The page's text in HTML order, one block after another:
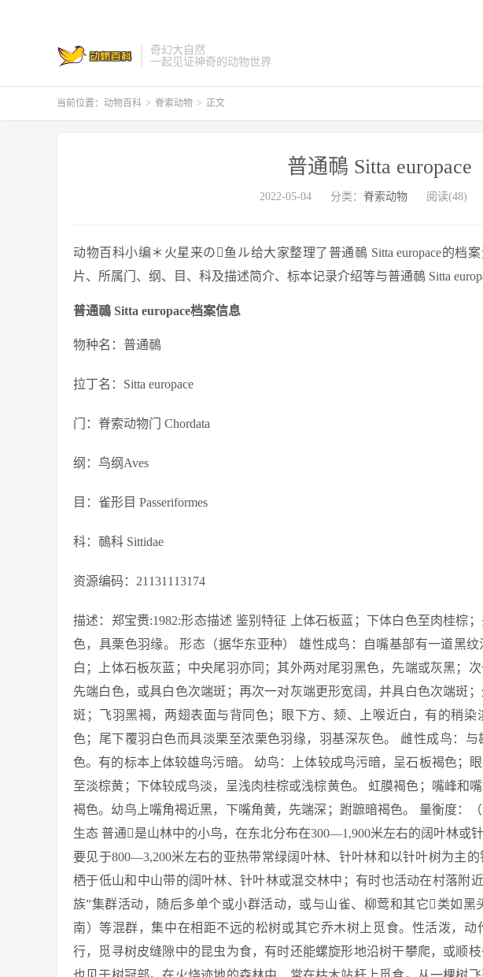
奇幻大自然
一起见证神奇的动物世界
当前位置： 动物百科 > 脊索动物 > 正文
普通鳾 Sitta europace
2022-05-04 分类： 脊索动物 阅读(48)
动物百科小编＊火星来の鱼ル给大家整理了普通鳾 Sitta europace的档案
片、所属门、纲、目、科及描述简介、标本记录介绍等与普通鳾 Sitta
普通鳾 Sitta europace档案信息
物种名：普通鳾
拉丁名：Sitta europace
门：脊索动物门 Chordata
纲：鸟纲Aves
目：雀形目 Passeriformes
科：鳾科 Sittidae
资源编码：21131113174
描述：郑宝赉:1982:形态描述 鉴别特征 上体石板蓝；下体白色至肉桂棕
色，具栗色羽缘。 形态（据华东亚种） 雄性成鸟：自嘴基部有一道黑
白；上体石板灰蓝；中央尾羽亦同；其外两对尾羽黑色，先端或灰黑；
先端白色，或具白色次端斑；再次一对灰端更形宽阔，并具白色次端斑
斑；飞羽黑褐，两翅表面与背同色；眼下方、颏、上喉近白，有的稍
色；尾下覆羽白色而具淡栗至浓栗色羽缘，羽基深灰色。 雌性成鸟：
色。有的标本上体较雄鸟污暗。 幼鸟：上体较成鸟污暗，呈石板褐色；
至淡棕黄；下体较成鸟淡，呈浅肉桂棕或浅棕黄色。 虹膜褐色；嘴峰和
褐色。幼鸟上嘴角褐近黑，下嘴角黄，先端深；跗蹠暗褐色。 量衡度：
生态 普通是山林中的小鸟，在东北分布在300—1,900米左右的阔叶林或
要见于800—3,200米左右的亚热带常绿阔叶林、针叶林和以针叶树为主
栖于低山和中山带的阔叶林、针叶林或混交林中；有时也活动在村落附
族”集群活动，随后多单个或小群活动，或与山雀、柳莺和其它类如黑
南）等混群，集中在相距不远的松树或其它乔木树上觅食。性活泼，
行，觅寻树皮缝隙中的昆虫为食，有时还能螺旋形地沿树干攀爬，或顺